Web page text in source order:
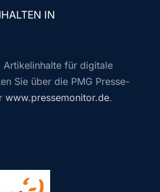
IN
Artikelinhalte für digitale
Sie über die PMG Presse-
www.pressemonitor.de.